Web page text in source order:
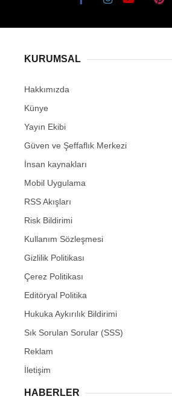
KURUMSAL
Hakkımızda
Künye
Yayın Ekibi
Güven ve Şeffaflık Merkezi
İnsan kaynakları
Mobil Uygulama
RSS Akışları
Risk Bildirimi
Kullanım Sözleşmesi
Gizlilik Politikası
Çerez Politikası
Editöryal Politika
Hukuka Aykırılık Bildirimi
Sık Sorulan Sorular (SSS)
Reklam
İletişim
HABERLER